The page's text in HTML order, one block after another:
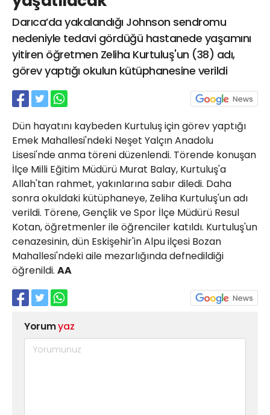
Darıca’da yakalandığı Johnson sendromu
nedeniyle tedavi gördüğü hastanede yaşamını
yitiren öğretmen Zeliha Kurtuluş'un (38) adı,
görev yaptığı okulun kütüphanesine verildi
Dün hayatını kaybeden Kurtuluş için görev yaptığı
Emek Mahallesi'ndeki Neşet Yalçın Anadolu
Lisesi'nde anma töreni düzenlendi. Törende konuşan
İlçe Milli Eğitim Müdürü Murat Balay, Kurtuluş'a
Allah'tan rahmet, yakınlarına sabır diledi. Daha
sonra okuldaki kütüphaneye, Zeliha Kurtuluş'un adı
verildi. Törene, Gençlik ve Spor İlçe Müdürü Resul
Kotan, öğretmenler ile öğrenciler katıldı. Kurtuluş'un
cenazesinin, dün Eskişehir'in Alpu ilçesi Bozan
Mahallesi'ndeki aile mezarlığında defnedildiği
öğrenildi. AA
Yorumyaz
02624132333
haber@golcukpostasi.com